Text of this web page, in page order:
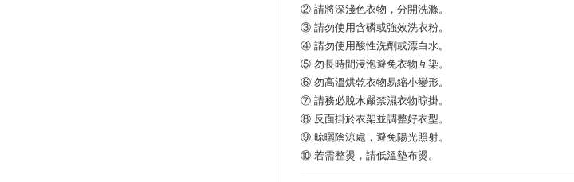
② 請將深淺色衣物，分開洗滌。
③ 請勿使用含磷或強效洗衣粉。
④ 請勿使用酸性洗劑或漂白水。
⑤ 勿長時間浸泡避免衣物互染。
⑥ 勿高溫烘乾衣物易縮小變形。
⑦ 請務必脫水嚴禁濕衣物晾掛。
⑧ 反面掛於衣架並調整好衣型。
⑨ 晾曬陰涼處，避免陽光照射。
⑩ 若需整燙，請低溫墊布燙。